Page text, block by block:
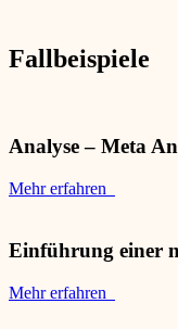
Fallbeispiele
Analyse – Meta
Mehr erfahren
Einführung einer
Mehr erfahren